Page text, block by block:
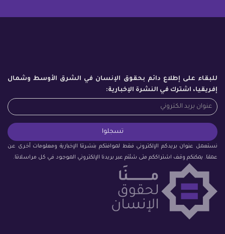
للبقاء على إطلاع دائم بحقوق الإنسان في الشرق الأوسط وشمال
إفريقيا، اشترك في النشرة الإخبارية:
نستعمل عنوان بريدكم الإلكتروني فقط لموافتكم بنشرتنا الإخبارية ومعلومات أخرى عن
عملنا. يمكنكم وقف اشتراككم متى شئتم عبر بريدنا الإلكتروني الموجود في كل مراسلاتنا.